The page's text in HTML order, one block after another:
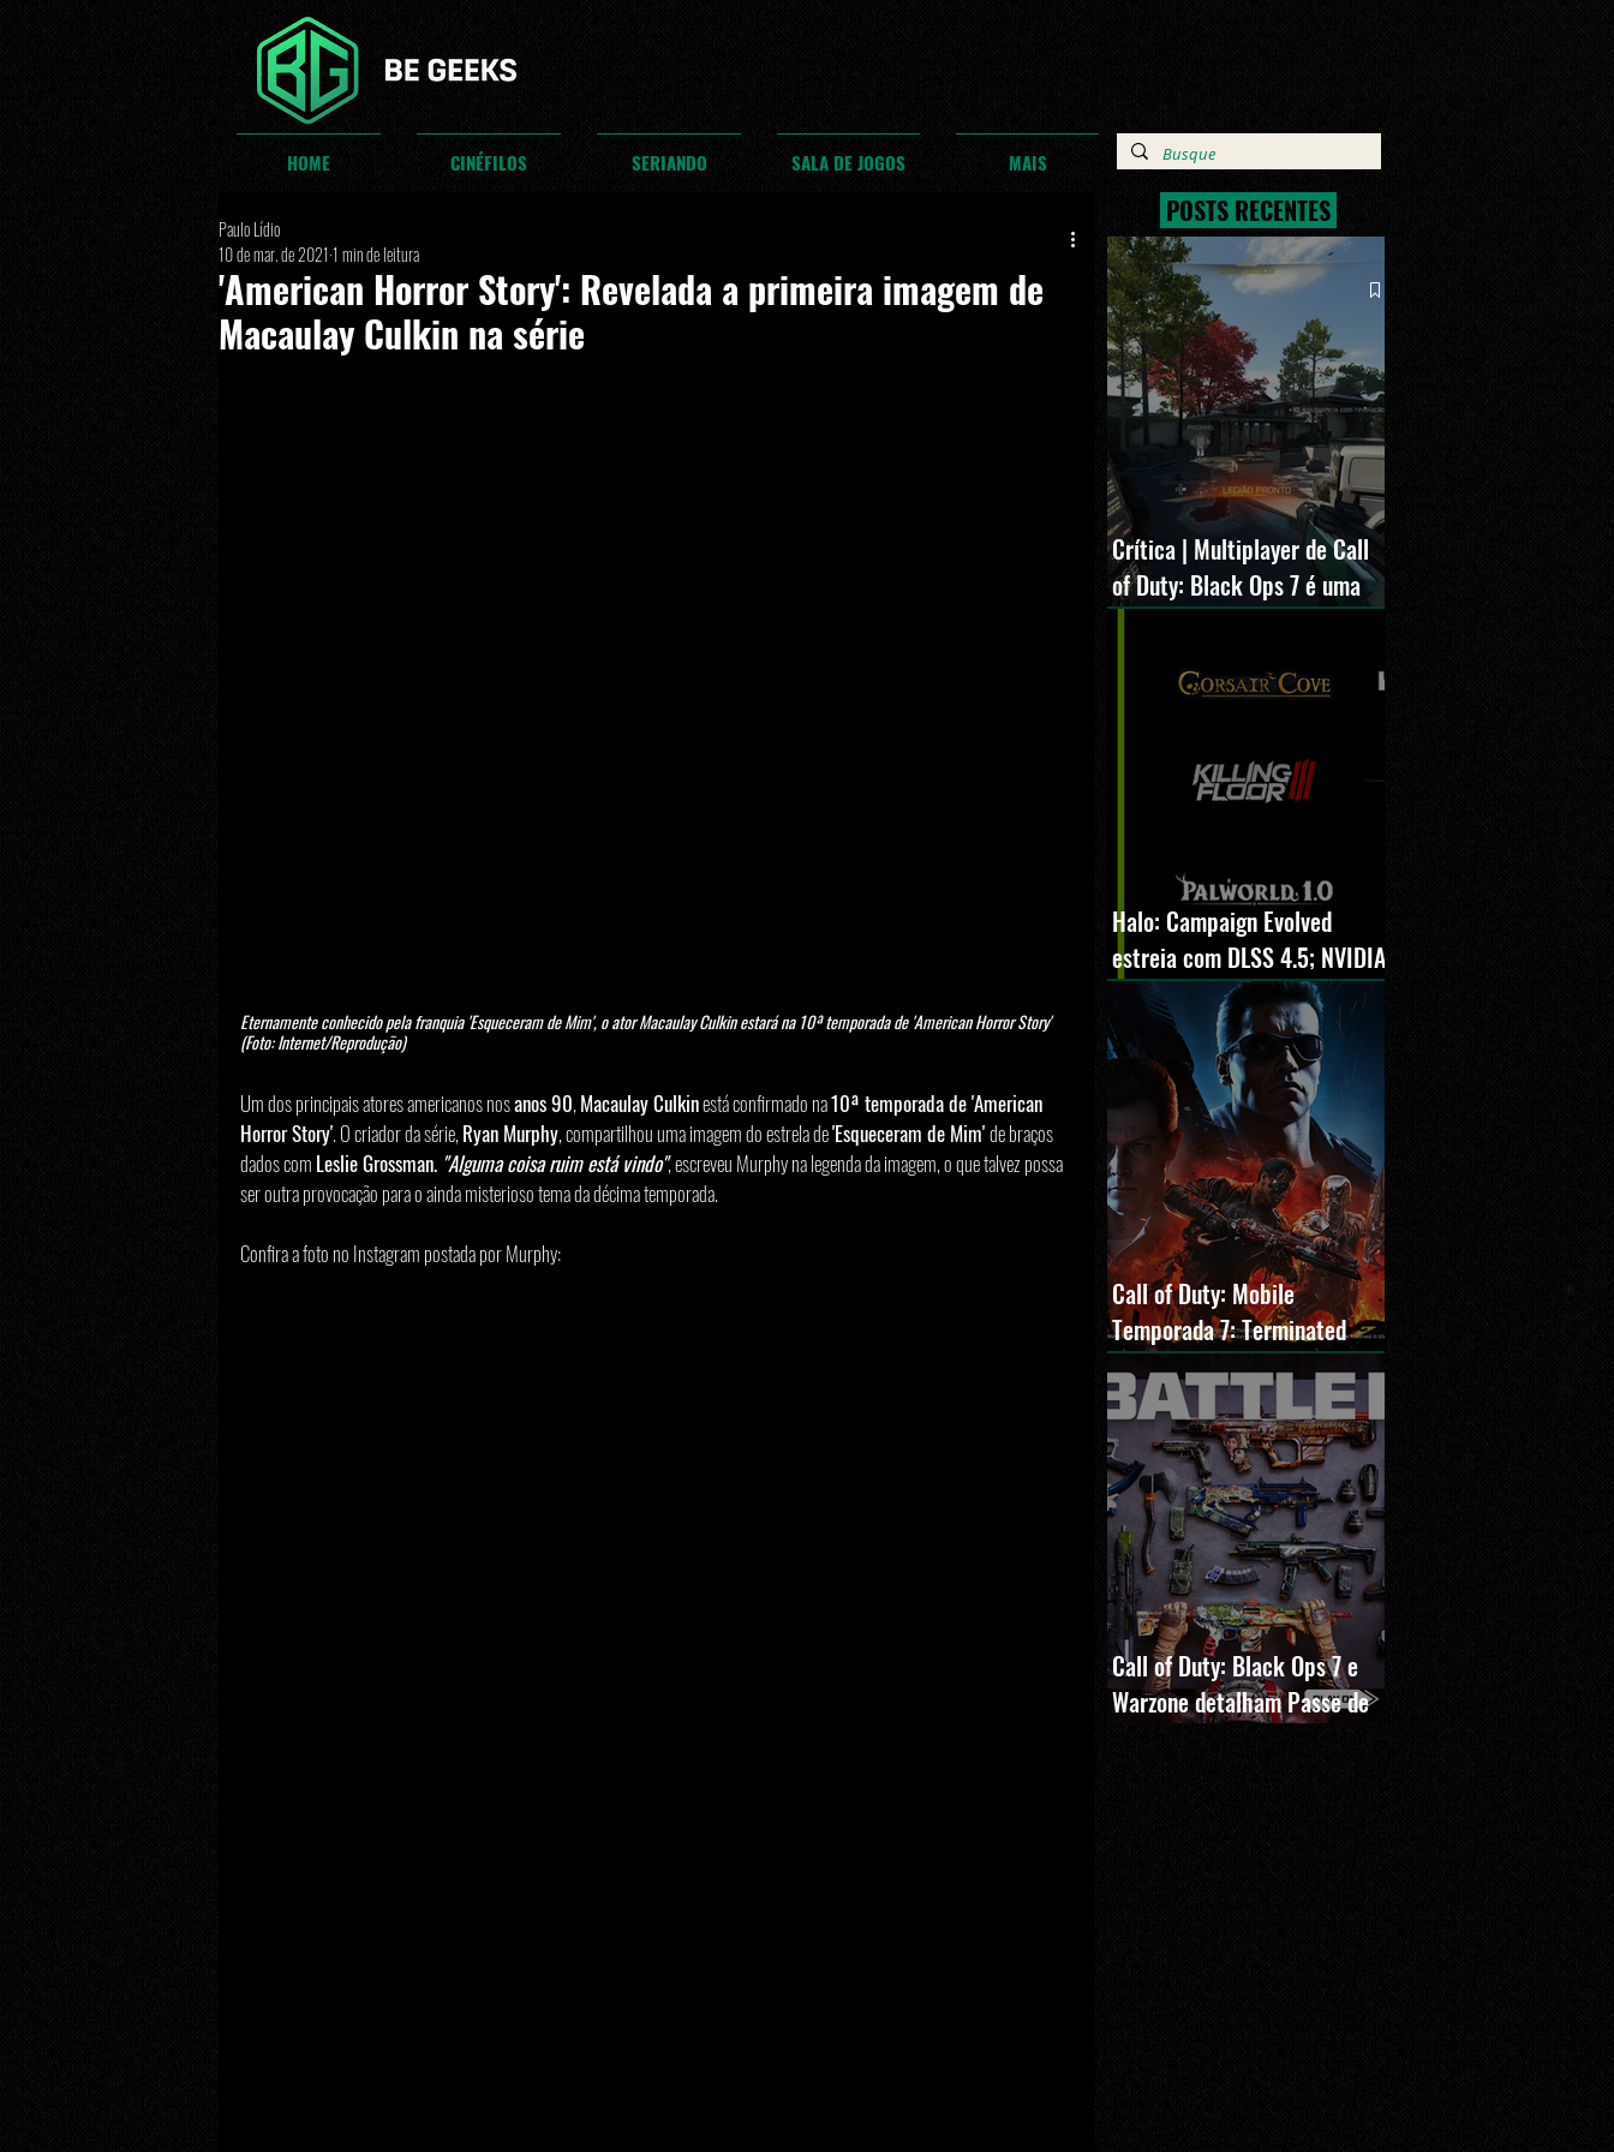
HOME CINÉFILOS SERIANDO SALA DE JOGOS MAIS
'American Horror Story': Revelada a primeira imagem de
Macaulay Culkin na série
Paulo Lídio
10 de mar. de 2021 1 min de leitura
Eternamente conhecido pela franquia 'Esqueceram de Mim', o ator Macaulay Culkin estará na 10ª temporada de 'American Horror Story'
(Foto: Internet/Reprodução)
Um dos principais atores americanos nos anos 90, Macaulay Culkin está confirmado na 10ª temporada de 'American
Horror Story'. O criador da série, Ryan Murphy, compartilhou uma imagem do estrela de 'Esqueceram de Mim' de braços
dados com Leslie Grossman. "Alguma coisa ruim está vindo", escreveu Murphy na legenda da imagem, o que talvez possa
ser outra provocação para o ainda misterioso tema da décima temporada.
Confira a foto no Instagram postada por Murphy:
POSTS RECENTES
Crítica | Multiplayer de Call
of Duty: Black Ops 7 é uma
experiência positiva,
Halo: Campaign Evolved
estreia com DLSS 4.5; NVIDIA
lança novo GeForce Game
Ready Driver para grandes
lançamentos
Call of Duty: Mobile
Temporada 7: Terminated
estreia com O Exterminador
do Futuro 2, novos modos e
Cronen Squall
Call of Duty: Black Ops 7 e
Warzone detalham Passe de
recompensas da Temporada 5